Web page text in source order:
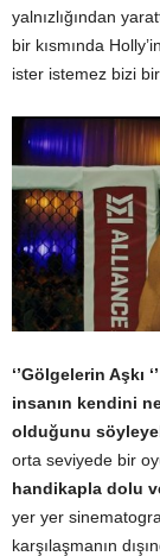
yalnızlığından
bir kısmında
ister istemez bizi
‘’Gölgelerin
insanın kendini
olduğunu
orta seviyede bir
handikapla dolu
yer yer
karşılaşmanın